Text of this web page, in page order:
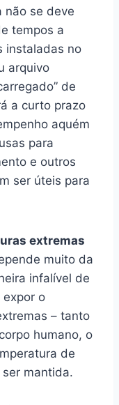
não se deve
tempos a
instaladas no
arquivo
de
a curto prazo
aquém
para
e outros
ser úteis para
extremas
muito da
infalível de
o
– tanto
humano, o
de
mantida.